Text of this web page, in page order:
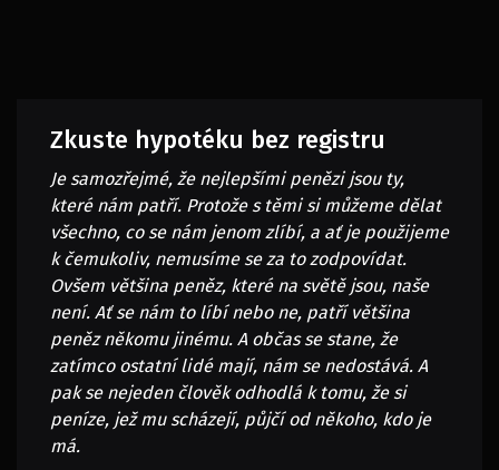
Zkuste hypotéku bez registru
Je samozřejmé, že nejlepšími penězi jsou ty,
které nám patří. Protože s těmi si můžeme dělat
všechno, co se nám jenom zlíbí, a ať je použijeme
k čemukoliv, nemusíme se za to zodpovídat.
Ovšem většina peněz, které na světě jsou, naše
není. Ať se nám to líbí nebo ne, patří většina
peněz někomu jinému. A občas se stane, že
zatímco ostatní lidé mají, nám se nedostává. A
pak se nejeden člověk odhodlá k tomu, že si
peníze, jež mu scházejí, půjčí od někoho, kdo je
má.